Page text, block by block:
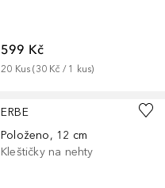
599 Kč
20 Kus (30 Kč / 1 kus)
ERBE
Položeno, 12 cm
Kleštičky na nehty